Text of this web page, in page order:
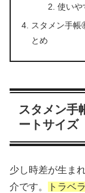
使いや
スタメン手帳
とめ
スタメン手
ートサイズ
少し時差が生ま
介です。
トラベ